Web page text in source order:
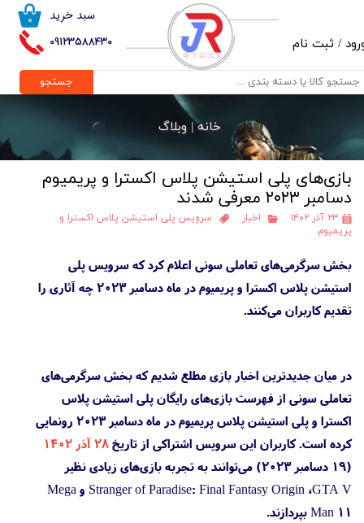
09123588430
۰ سبد خرید
/ ثبت نام
حساب کاربری من
تغییر گذر واژه
خروج از حساب کاربری
جستجو
خانه |وبلاگ
بازی‌های پلی استیشن پلاس اکسترا و پریمیوم
دسامبر ۲۰۲۳ معرفی شدند
۲۳ آذر ۱۴۰۲ اخبار
سرویس پلی استیشن پلاس اکسترا و
پریمیوم
بخش سرگرمی‌های تعاملی سونی اعلام کرد که سرویس پلی
استیشن پلاس اکسترا و پریمیوم در ماه دسامبر ۲۰۲۳ چه آثاری را
تقدیم کاربران می‌کنند.
در میان جدیدترین اخبار بازی مطلع شدیم که بخش سرگرمی‌های
تعاملی سونی از فهرست بازی‌های رایگان پلی استیشن پلاس
اکسترا و پلی استیشن پلاس پریمیوم در ماه دسامبر ۲۰۲۳ رونمایی
کرده است. کاربران این سرویس اشتراکی از تاریخ۲۸ آذر ۱۴۰۲
(۱۹ دسامبر ۲۰۲۳) می‌توانند به تجربه بازی‌های زیادی نظیر
Stranger of Paradise: Final Fantasy Origin ،GTA V و Mega
Man 11 بپردازند.